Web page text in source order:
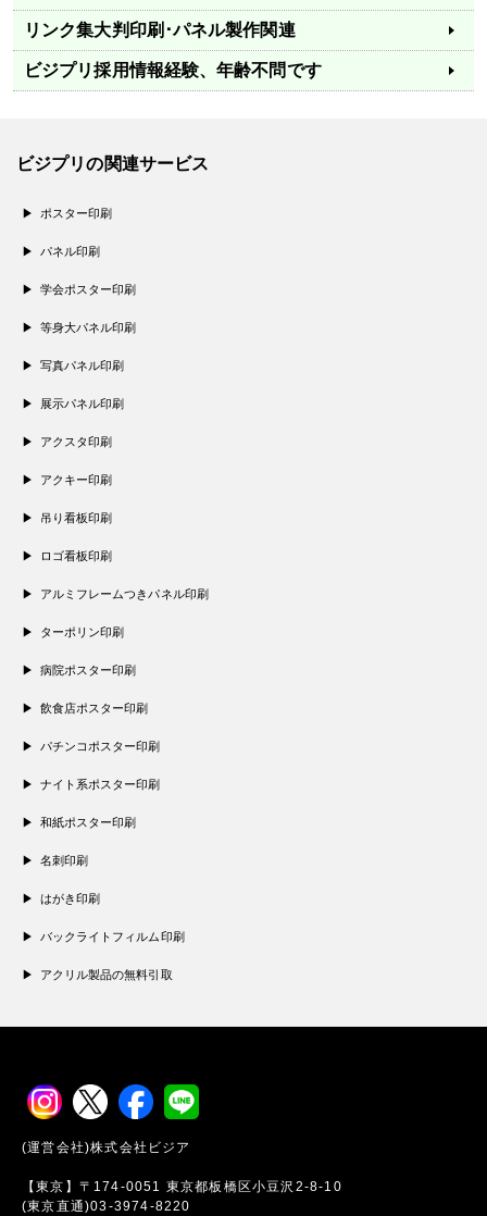
リンク集大判印刷･パネル製作関連
ビジプリ採用情報経験、年齢不問です
ビジプリの関連サービス
ポスター印刷
パネル印刷
学会ポスター印刷
等身大パネル印刷
写真パネル印刷
展示パネル印刷
アクスタ印刷
アクキー印刷
吊り看板印刷
ロゴ看板印刷
アルミフレームつきパネル印刷
ターポリン印刷
病院ポスター印刷
飲食店ポスター印刷
パチンコポスター印刷
ナイト系ポスター印刷
和紙ポスター印刷
名刺印刷
はがき印刷
バックライトフィルム印刷
アクリル製品の無料引取
(運営会社)株式会社ビジア
【東京】〒174-0051 東京都板橋区小豆沢2-8-10
(東京直通)03-3974-8220